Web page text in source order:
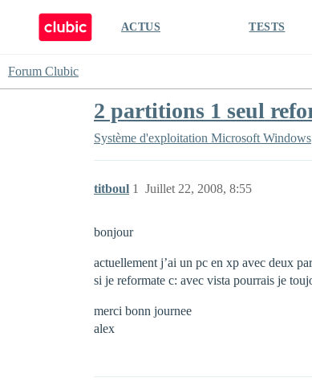
ACTUS TESTS
Forum Clubic
2 partitions 1 seul
Système d'exploitation Microsoft Windows
titboul Juillet 22, 2008, 8:55
1
bonjour
actuellement j’ai un pc en xp avec deux
si je reformate c: avec vista pourrais je
merci bonn journee
alex